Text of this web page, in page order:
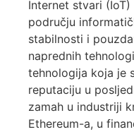
Internet stvari
području
stabilnosti i
naprednih
tehnologija koja je
reputaciju u
zamah u industriji
Ethereum-a, u